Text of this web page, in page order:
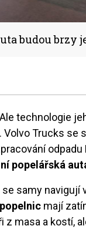
budou brzy
technologie
Volvo Trucks se
odpadu
popelářská
samy navigují
mají
z masa a kostí,